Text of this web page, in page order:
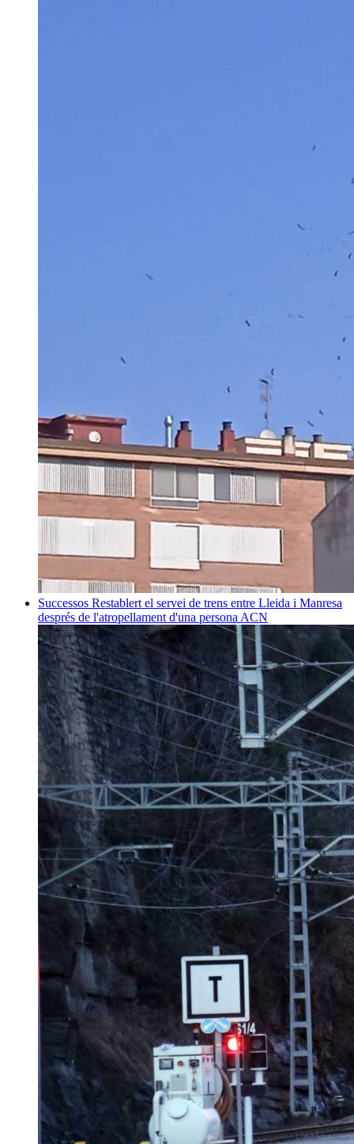
Successos Restablert el servei de trens entre Lleida i Manresa
després de l'atropellament d'una persona ACN